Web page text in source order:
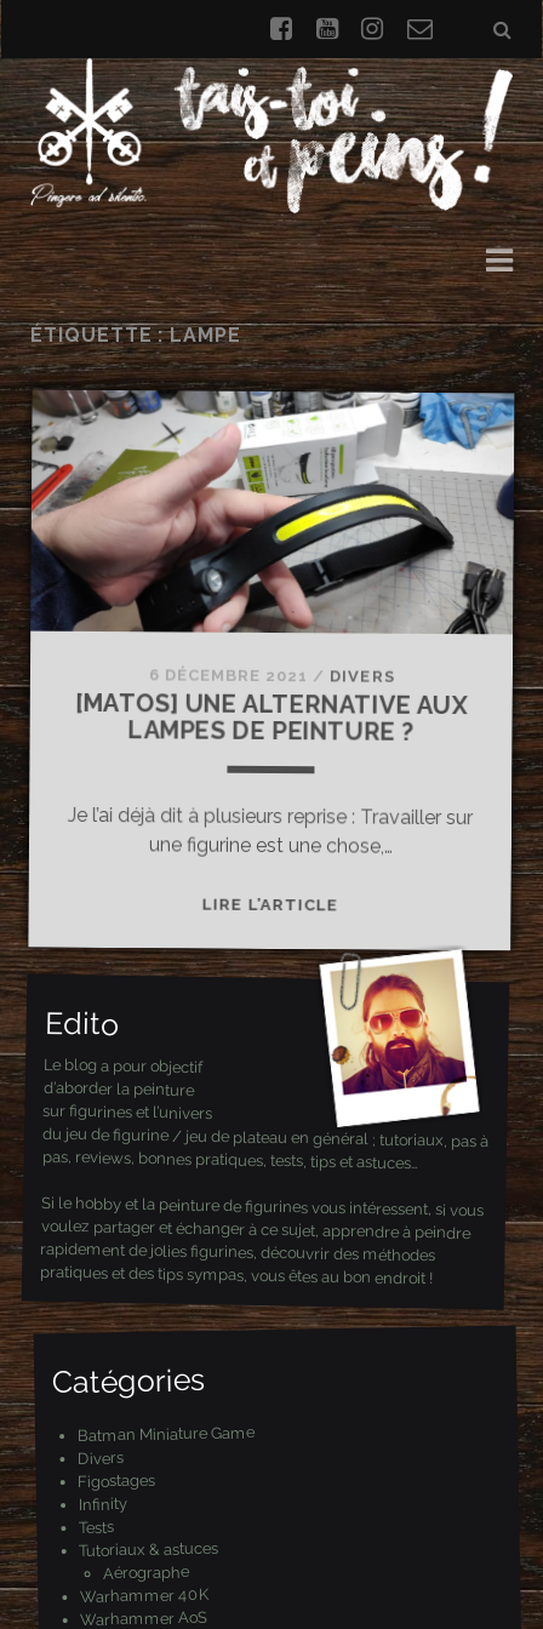
facebookyoutubeinstagram
de
contact
ÉTIQUETTE : LAMPE
6 DÉCEMBRE 2021 / DIVERS
[MATOS] UNE ALTERNATIVE AUX
LAMPES DE PEINTURE ?
Je l’ai déjà dit à plusieurs reprise : Travailler sur
une figurine est une chose,…
LIRE L’ARTICLE[MATOS]
ALTERNATIVE
AUX
LAMPES
DE
PEINTURE
?
Edito
Le blog a pour objectif
d’aborder la peinture
sur figurines et l’univers
du jeu de figurine / jeu de plateau en général ; tutoriaux, pas à
pas, reviews, bonnes pratiques, tests, tips et astuces…
Si le hobby et la peinture de figurines vous intéressent, si vous
voulez partager et échanger à ce sujet, apprendre à peindre
rapidement de jolies figurines, découvrir des méthodes
pratiques et des tips sympas, vous êtes au bon endroit !
Catégories
Batman Miniature Game
Divers
Figostages
Infinity
Tests
Tutoriaux & astuces
Aérographe
Warhammer 40K
Warhammer AoS